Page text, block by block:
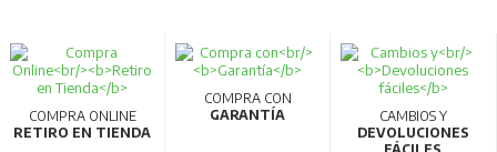
COMPRA ONLINE
RETIRO EN TIENDA
COMPRA CON
GARANTÍA
CAMBIOS Y
DEVOLUCIONES